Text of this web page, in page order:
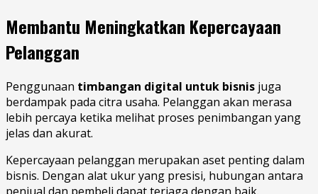
Membantu Meningkatkan Kepercayaan
Pelanggan
Penggunaan timbangan digital untuk bisnis juga
berdampak pada citra usaha. Pelanggan akan merasa
lebih percaya ketika melihat proses penimbangan yang
jelas dan akurat.
Kepercayaan pelanggan merupakan aset penting dalam
bisnis. Dengan alat ukur yang presisi, hubungan antara
penjual dan pembeli dapat terjaga dengan baik.